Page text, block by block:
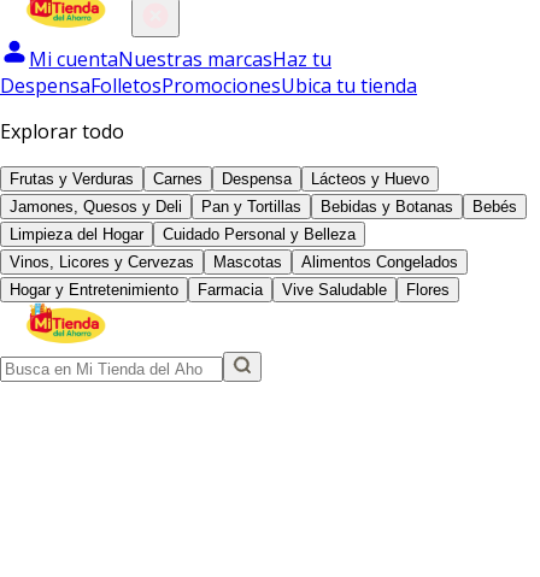
Mi cuentaNuestras marcasHaz tu
DespensaFolletosPromocionesUbica tu tienda
Explorar todo
Frutas y Verduras Carnes Despensa
Lácteos y Huevo
Jamones, Quesos y Deli
Pan y Tortillas Bebidas y Botanas
Bebés
Limpieza del Hogar
Cuidado Personal y Belleza
Vinos, Licores y Cervezas
Mascotas
Alimentos Congelados
Hogar y Entretenimiento
Farmacia Vive Saludable Flores